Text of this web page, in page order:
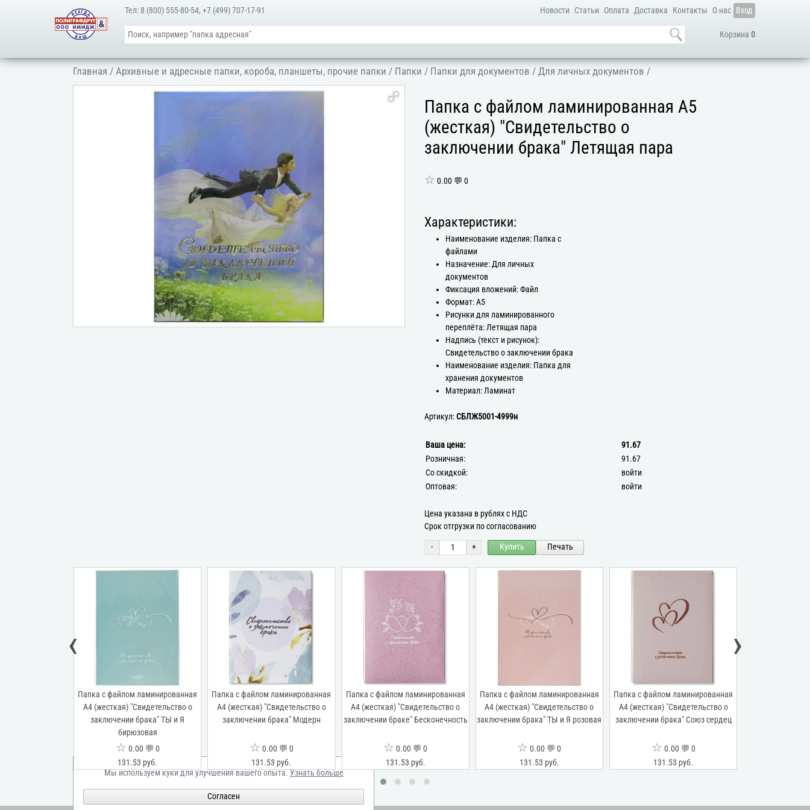
Новости Статьи Оплата Доставка Контакты О нас Вход
Корзина 0
Тел: 8 (800) 555-80-54,+7 (499) 707-17-91
Главная /Архивные и адресные папки, короба, планшеты, прочие папки / Папки / Папки для документов /Для личных документов /
Папка с файлом ламинированная А5
(жесткая) "Свидетельство о
заключении брака" Летящая пара
☆ 0.00 💬 0
Характеристики:
Наименование изделия: Папка с
файлами
Назначение: Для личных
документов
Фиксация вложений: Файл
Формат: А5
Рисунки для ламинированного
переплёта: Летящая пара
Надпись (текст и рисунок):
Свидетельство о заключении брака
Наименование изделия: Папка для
хранения документов
Материал: Ламинат
Артикул:СБЛЖ5001-4999н
Ваша цена:
91.67
Розничная:
91.67
Со скидкой:
войти
Оптовая:
войти
Цена указана в рублях с НДС
Срок отгрузки по согласованию
- + Купить Печать
Папка с файлом ламинированная
А4 (жесткая) "Свидетельство о
заключении брака" ТЫ и Я
бирюзовая
☆ 0.00 💬 0
131.53 руб.
Папка с файлом ламинированная
А4 (жесткая) "Свидетельство о
заключении брака" Модерн
☆ 0.00 💬 0
131.53 руб.
Папка с файлом ламинированная
А4 (жесткая) "Свидетельство о
заключении браке" Бесконечность
☆ 0.00 💬 0
131.53 руб.
Папка с файлом ламинированная
А4 (жесткая) "Свидетельство о
заключении брака" ТЫ и Я розовая
☆ 0.00 💬 0
131.53 руб.
Папка с файлом ламинированная
А4 (жесткая) "Свидетельство о
заключении брака" Союз сердец
☆ 0.00 💬 0
131.53 руб.
‹ ›
Мы используем куки для улучшения вашего опыта.Узнать больше
Согласен